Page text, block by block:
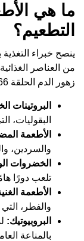
ما هي
التطعيم؟
ينصح خبراء
من العناصر
زهور الدم الحلقة 566
البروتينات
البقوليات،
الأطعمة
والسردين،
الخضروات
تلعب دورًا
الأطعمة
والفطر،
البروبيوتيك:
بالمناعة